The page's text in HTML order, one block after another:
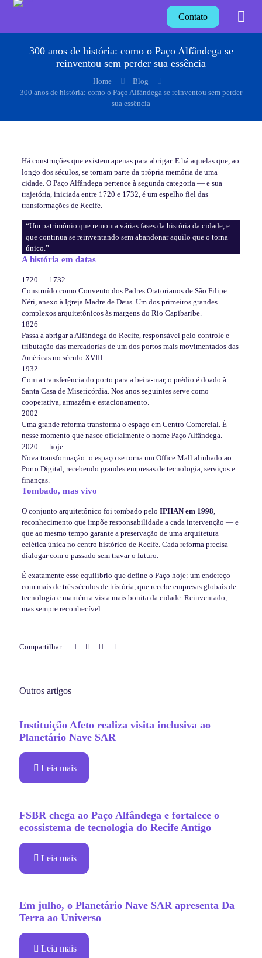
Contato
300 anos de história: como o Paço Alfândega se
reinventou sem perder sua essência
Home
Blog
300 anos de história: como o Paço Alfândega se reinventou sem perder
sua essência
Há construções que existem apenas para abrigar. E há aquelas que, ao
longo dos séculos, se tornam parte da própria memória de uma
cidade. O Paço Alfândega pertence à segunda categoria — e sua
trajetória, iniciada entre 1720 e 1732, é um espelho fiel das
transformações de Recife.
“Um patrimônio que remonta várias fases da história da cidade, e
que continua se reinventando sem abandonar aquilo que o torna
único.”
A história em datas
1720 — 1732
Construído como Convento dos Padres Oratorianos de São Filipe
Néri, anexo à Igreja Madre de Deus. Um dos primeiros grandes
complexos arquitetônicos às margens do Rio Capibaribe.
1826
Passa a abrigar a Alfândega do Recife, responsável pelo controle e
tributação das mercadorias de um dos portos mais movimentados das
Américas no século XVIII.
1932
Com a transferência do porto para a beira-mar, o prédio é doado à
Santa Casa de Misericórdia. Nos anos seguintes serve como
cooperativa, armazém e estacionamento.
2002
Uma grande reforma transforma o espaço em Centro Comercial. É
nesse momento que nasce oficialmente o nome Paço Alfândega.
2020 — hoje
Nova transformação: o espaço se torna um Office Mall alinhado ao
Porto Digital, recebendo grandes empresas de tecnologia, serviços e
finanças.
Tombado, mas vivo
O conjunto arquitetônico foi tombado pelo IPHAN em 1998,
reconhecimento que impõe responsabilidade a cada intervenção — e
que ao mesmo tempo garante a preservação de uma arquitetura
eclética única no centro histórico de Recife. Cada reforma precisa
dialogar com o passado sem travar o futuro.
É exatamente esse equilíbrio que define o Paço hoje: um endereço
com mais de três séculos de história, que recebe empresas globais de
tecnologia e mantém a vista mais bonita da cidade. Reinventado,
mas sempre reconhecível.
Compartilhar
Outros artigos
Instituição Afeto realiza visita inclusiva ao
Planetário Nave SAR
Leia mais
FSBR chega ao Paço Alfândega e fortalece o
ecossistema de tecnologia do Recife Antigo
Leia mais
Em julho, o Planetário Nave SAR apresenta Da
Terra ao Universo
Leia mais